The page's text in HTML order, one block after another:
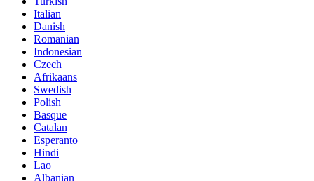
Italian
Danish
Romanian
Indonesian
Czech
Afrikaans
Swedish
Polish
Basque
Catalan
Esperanto
Hindi
Lao
Albanian